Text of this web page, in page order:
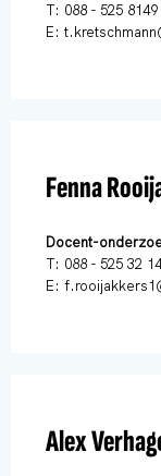
T: 088 - 525 8149
E:
Fenna
Docent-
T: 088 - 525 32 14
E:
Alex